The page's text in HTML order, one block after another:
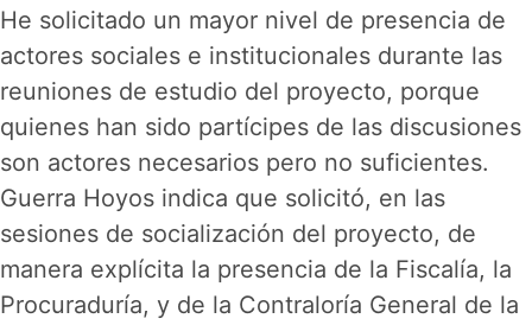
He solicitado un mayor nivel de presencia de
actores sociales e institucionales durante las
reuniones de estudio del proyecto, porque
quienes han sido partícipes de las discusiones
son actores necesarios pero no suficientes.
Guerra Hoyos indica que solicitó, en las
sesiones de socialización del proyecto, de
manera explícita la presencia de la Fiscalía, la
Procuraduría, y de la Contraloría General de la